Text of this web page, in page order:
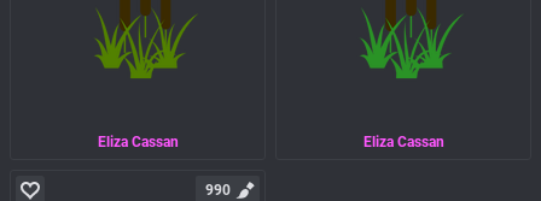
Eliza Cassan Eliza Cassan
990